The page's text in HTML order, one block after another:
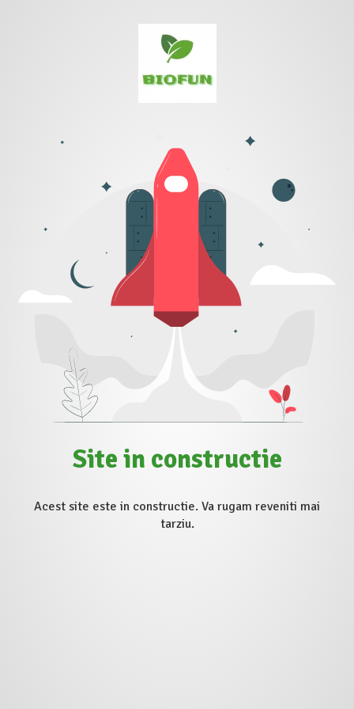
Site in constructie
Acest site este in constructie. Va rugam reveniti mai
tarziu.